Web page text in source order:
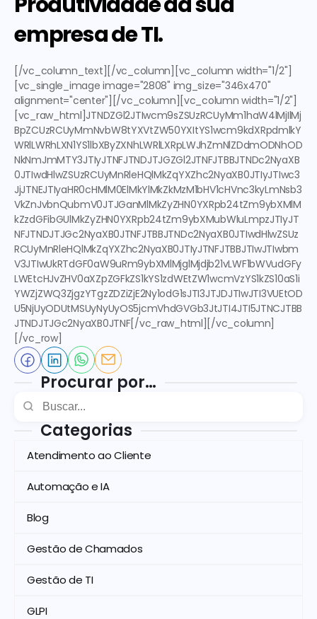
empresa de TI.
[/vc_column_text][/vc_column][vc_column width="1/2"]
[vc_single_image image="2808" img_size="346x470"
alignment="center"][/vc_column][vc_column width="1/2"]
[vc_raw_html]JTNDZGl2JTIwcm9sZSUzRCUyMm1haW4lMjIlMj
BpZCUzRCUyMmNvbW8tYXVtZW50YXItYS1wcm9kdXRpdmlkY
WRlLWRhLXN1YS1lbXByZXNhLWRlLXRpLWJhZmNlZDdmODNhOD
NkNmJmMTY3JTIyJTNFJTNDJTJGZGl2JTNFJTBBJTNDc2NyaXB
0JTIwdHlwZSUzRCUyMnRleHQlMkZqYXZhc2NyaXB0JTIyJTIwc3
JjJTNEJTIyaHR0cHMlM0ElMkYlMkZkMzM1bHV1cHVnc3kyLmNsb3
VkZnJvbnQubmV0JTJGanMlMkZyZHN0YXRpb24tZm9ybXMlM
kZzdGFibGUlMkZyZHN0YXRpb24tZm9ybXMubWluLmpzJTIyJT
NFJTNDJTJGc2NyaXB0JTNFJTBBJTNDc2NyaXB0JTIwdHlwZSUz
RCUyMnRleHQlMkZqYXZhc2NyaXB0JTIyJTNFJTBBJTIwJTIwbm
V3JTIwUkRTdGF0aW9uRm9ybXMlMjglMjdjb21vLWF1bWVudGFy
LWEtcHJvZHV0aXZpZGFkZS1kYS1zdWEtZW1wcmVzYS1kZS10aS1i
YWZjZWQ3ZjgzYTgzZDZiZjE2Ny1odG1sJTI3JTJDJTIwJTI3VUEtOD
U5NjUyODUtMSUyNyUyOS5jcmVhdGVGb3JtJTI4JTI5JTNCJTBB
JTNDJTJGc2NyaXB0JTNF[/vc_raw_html][/vc_column]
[/vc_row]
Procurar por…
Categorias
Atendimento ao Cliente
Automação e IA
Blog
Gestão de Chamados
Gestão de TI
GLPI